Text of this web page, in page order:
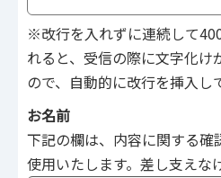
※改行を入れずに連続して
れると、受信の際に文字化け
ので、自動的に改行を挿入し
お名前
下記の欄は、内容に関する確
使用いたします。差し支えな